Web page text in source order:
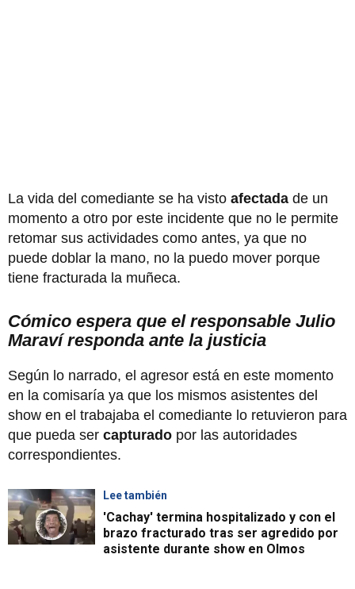
La vida del comediante se ha visto afectada de un
momento a otro por este incidente que no le permite
retomar sus actividades como antes, ya que no
puede doblar la mano, no la puedo mover porque
tiene fracturada la muñeca.
Cómico espera que el responsable Julio
Maraví responda ante la justicia
Según lo narrado, el agresor está en este momento
en la comisaría ya que los mismos asistentes del
show en el trabajaba el comediante lo retuvieron para
que pueda ser capturado por las autoridades
correspondientes.
Lee también
'Cachay' termina hospitalizado y con el
brazo fracturado tras ser agredido por
asistente durante show en Olmos